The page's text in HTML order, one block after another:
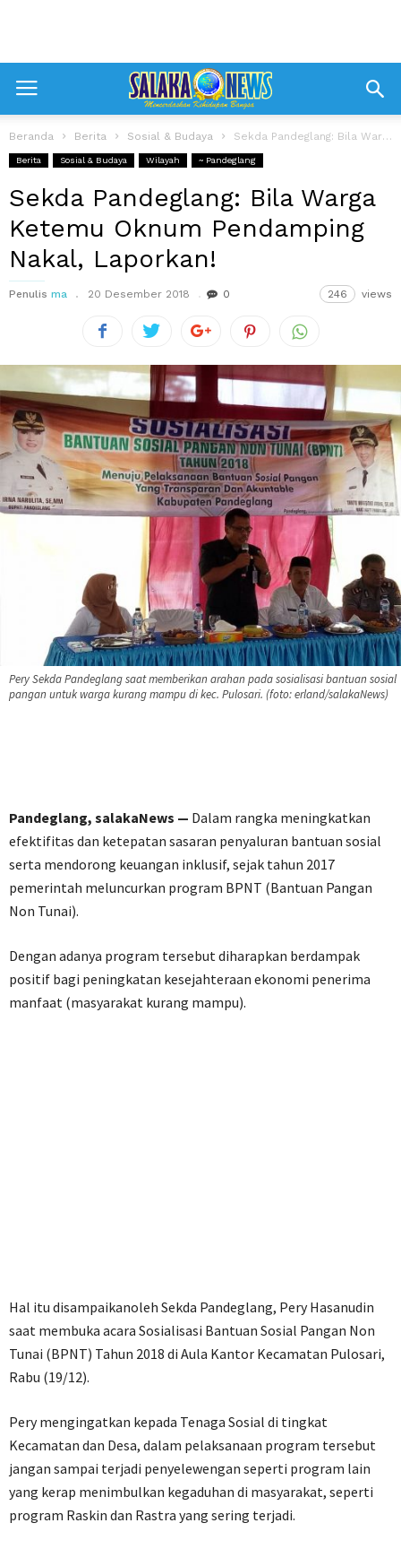
Beranda Berita Sosial & Budaya Sekda Pandeglang: Bila Warga Ketemu Oknum Pendamping Nakal, Laporkan!
Berita Sosial & Budaya Wilayah ~ Pandeglang
Sekda Pandeglang: Bila Warga
Ketemu Oknum Pendamping
Nakal, Laporkan!
Penulis ma 20 Desember 2018 0 246 views
Pery Sekda Pandeglang saat memberikan arahan pada sosialisasi bantuan sosial
pangan untuk warga kurang mampu di kec. Pulosari. (foto: erland/salakaNews)
Pandeglang, salakaNews — Dalam rangka meningkatkan
efektifitas dan ketepatan sasaran penyaluran bantuan sosial
serta mendorong keuangan inklusif, sejak tahun 2017
pemerintah meluncurkan program BPNT (Bantuan Pangan
Non Tunai).
Dengan adanya program tersebut diharapkan berdampak
positif bagi peningkatan kesejahteraan ekonomi penerima
manfaat (masyarakat kurang mampu).
Hal itu disampaikanoleh Sekda Pandeglang, Pery Hasanudin
saat membuka acara Sosialisasi Bantuan Sosial Pangan Non
Tunai (BPNT) Tahun 2018 di Aula Kantor Kecamatan Pulosari,
Rabu (19/12).
Pery mengingatkan kepada Tenaga Sosial di tingkat
Kecamatan dan Desa, dalam pelaksanaan program tersebut
jangan sampai terjadi penyelewengan seperti program lain
yang kerap menimbulkan kegaduhan di masyarakat, seperti
program Raskin dan Rastra yang sering terjadi.